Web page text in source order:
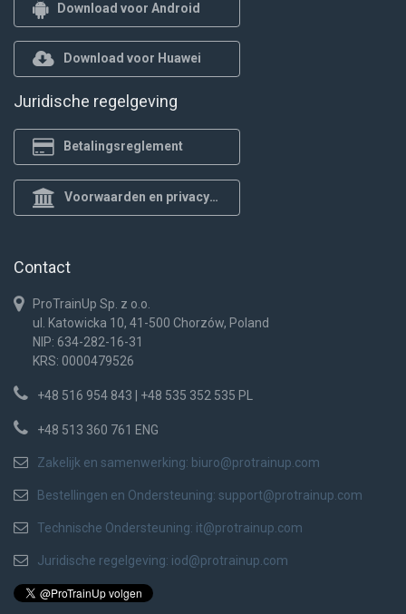
Download voor Android
Download voor Huawei
Juridische regelgeving
Betalingsreglement
Voorwaarden en privacybeleid
Contact
ProTrainUp Sp. z o.o.
ul. Katowicka 10, 41-500 Chorzów, Poland
NIP: 634-282-16-31
KRS: 0000479526
+48 516 954 843 | +48 535 352 535 PL
+48 513 360 761 ENG
Zakelijk en samenwerking: biuro@protrainup.com
Bestellingen en Ondersteuning: support@protrainup.com
Technische Ondersteuning: it@protrainup.com
Juridische regelgeving: iod@protrainup.com